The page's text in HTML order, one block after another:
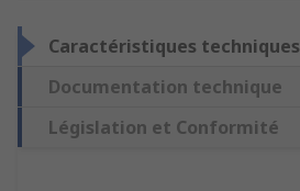
Caractéristiques techniques
Documentation technique
Législation et Conformité